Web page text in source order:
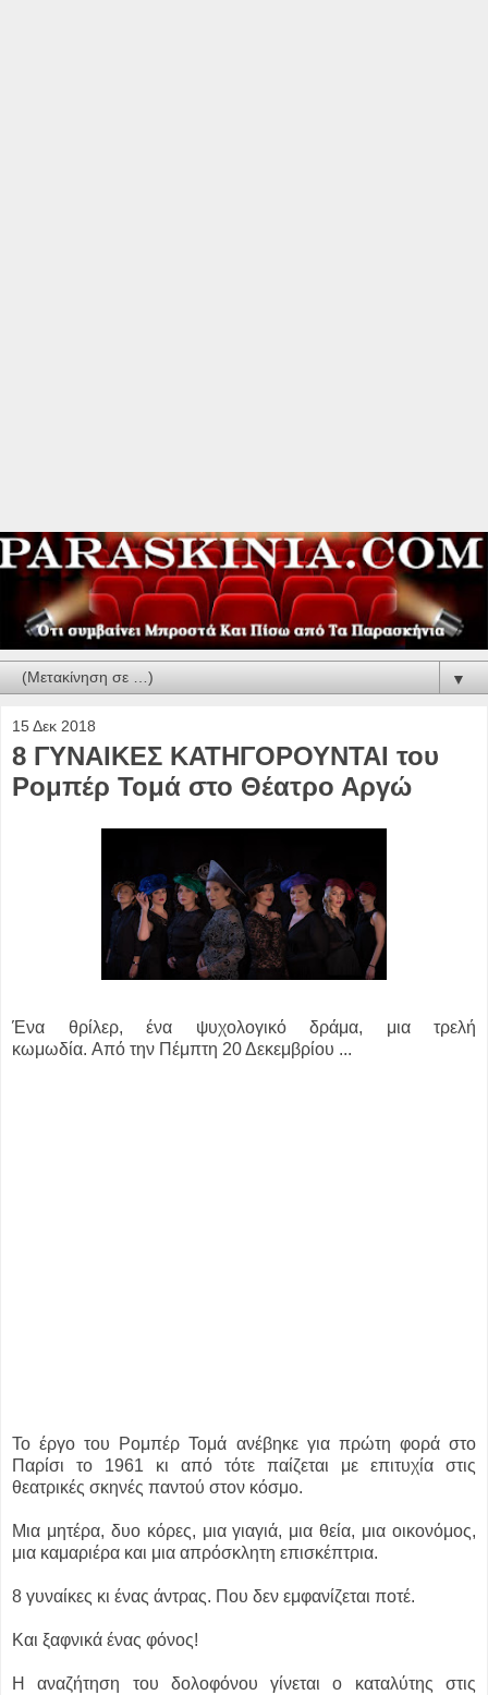
▼
15 Δεκ 2018
8 ΓΥΝΑΙΚΕΣ ΚΑΤΗΓΟΡΟΥΝΤΑΙ του
Ρομπέρ Τομά στο Θέατρο Αργώ
Ένα θρίλερ, ένα ψυχολογικό δράμα, μια τρελή
κωμωδία. Από την Πέμπτη 20 Δεκεμβρίου ...
Το έργο του Ρομπέρ Τομά ανέβηκε για πρώτη φορά στο
Παρίσι το 1961 κι από τότε παίζεται με επιτυχία στις
θεατρικές σκηνές παντού στον κόσμο.
Μια μητέρα, δυο κόρες, μια γιαγιά, μια θεία, μια οικονόμος,
μια καμαριέρα και μια απρόσκλητη επισκέπτρια.
8 γυναίκες κι ένας άντρας. Που δεν εμφανίζεται ποτέ.
Και ξαφνικά ένας φόνος!
Η αναζήτηση του δολοφόνου γίνεται ο καταλύτης στις